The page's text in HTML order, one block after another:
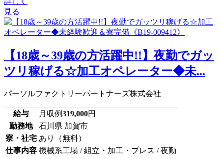
見る
【18歳～39歳の方活躍中!!】夜勤でガッ
ツリ稼げる☆加工オペレーター◆未...
パーソルファクトリーパートナーズ株式会社
給与 月収例319,000円
勤務地
石川県 加賀市
寮・社宅 あり（無料）
仕事内容 機械系工場 / 組立・加工・プレス / 夜勤